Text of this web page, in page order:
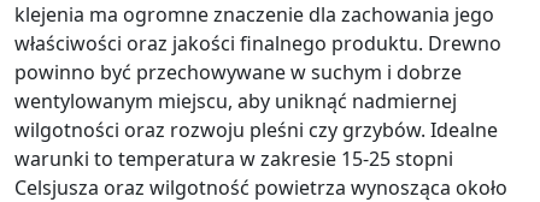
klejenia ma ogromne znaczenie dla zachowania jego
właściwości oraz jakości finalnego produktu. Drewno
powinno być przechowywane w suchym i dobrze
wentylowanym miejscu, aby uniknąć nadmiernej
wilgotności oraz rozwoju pleśni czy grzybów. Idealne
warunki to temperatura w zakresie 15-25 stopni
Celsjusza oraz wilgotność powietrza wynosząca około